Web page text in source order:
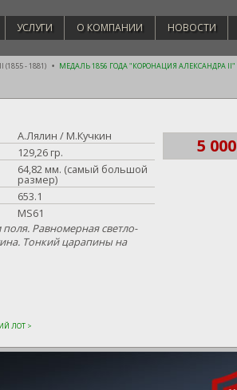
УСЛУГИ О КОМПАНИИ НОВОСТИ
- 1881) МЕДАЛЬ 1856 ГОДА "КОРОНАЦИЯ АЛЕКСАНДРА II"
А.Лялин / М.Кучкин
129,26 гр.
64,82 мм. (самый большой
размер)
653.1
MS61
Равномерная светло-
Тонкий царапины на
5 000
ЛОТ >